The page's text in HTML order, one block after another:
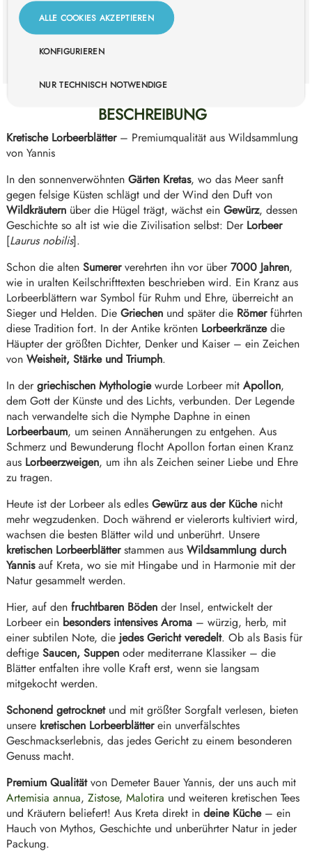
Bestelle für + 59,00 € und Du erhältst Deine Bestellung
BESCHREIBUNG
Kretische Lorbeerblätter – Premiumqualität aus Wildsammlung
von Yannis
In den sonnenverwöhnten Gärten Kretas, wo das Meer sanft
gegen felsige Küsten schlägt und der Wind den Duft von
Wildkräutern über die Hügel trägt, wächst ein Gewürz, dessen
Geschichte so alt ist wie die Zivilisation selbst: Der Lorbeer
[Laurus nobilis].
Schon die alten Sumererverehrten ihn vor über7000 Jahren,
wie in uralten Keilschrifttexten beschrieben wird. Ein Kranz aus
Lorbeerblättern war Symbol für Ruhm und Ehre, überreicht an
Sieger und Helden. Die Griechen und später die Römerführten
diese Tradition fort. In der Antike krönten Lorbeerkränzedie
Häupter der größten Dichter, Denker und Kaiser – ein Zeichen
von Weisheit, Stärke und Triumph.
In dergriechischen Mythologiewurde Lorbeer mit Apollon,
dem Gott der Künste und des Lichts, verbunden. Der Legende
nach verwandelte sich die Nymphe Daphne in einen
Lorbeerbaum, um seinen Annäherungen zu entgehen. Aus
Schmerz und Bewunderung flocht Apollon fortan einen Kranz
aus Lorbeerzweigen, um ihn als Zeichen seiner Liebe und Ehre
zu tragen.
Heute ist der Lorbeer als edles Gewürz aus der Küchenicht
mehr wegzudenken. Doch während er vielerorts kultiviert wird,
wachsen die besten Blätter wild und unberührt. Unsere
kretischen Lorbeerblätterstammen aus Wildsammlung durch
Yannisauf Kreta, wo sie mit Hingabe und in Harmonie mit der
Natur gesammelt werden.
Hier, auf den fruchtbaren Böden der Insel, entwickelt der
Lorbeer ein besonders intensives Aroma – würzig, herb, mit
einer subtilen Note, die jedes Gericht veredelt. Ob als Basis für
deftige Saucen, Suppen oder mediterrane Klassiker – die
Blätter entfalten ihre volle Kraft erst, wenn sie langsam
mitgekocht werden.
Schonend getrocknetund mit größter Sorgfalt verlesen, bieten
unsere kretischen Lorbeerblätterein unverfälschtes
Geschmackserlebnis, das jedes Gericht zu einem besonderen
Genuss macht.
Premium Qualitätvon Demeter Bauer Yannis, der uns auch mit
Artemisia annua, Zistose, Malotira und weiteren kretischen Tees
und Kräutern beliefert! Aus Kreta direkt in deine Küche– ein
Hauch von Mythos, Geschichte und unberührter Natur in jeder
Packung.
NUR TECHNISCH NOTWENDIGE
KONFIGURIEREN
ALLE COOKIES AKZEPTIEREN